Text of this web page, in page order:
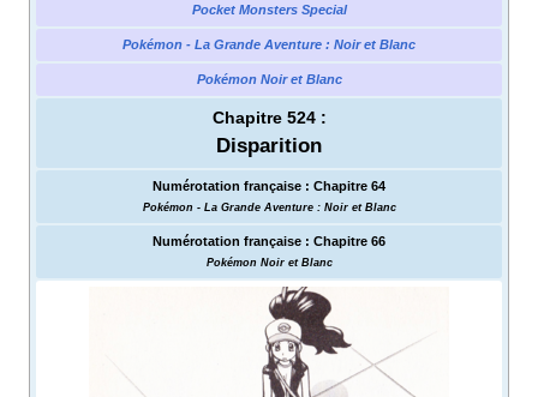
Pocket Monsters Special
Pokémon - La Grande Aventure : Noir et Blanc
Pokémon Noir et Blanc
Chapitre 524 :
Disparition
Numérotation française : Chapitre 64
Pokémon - La Grande Aventure : Noir et Blanc
Numérotation française : Chapitre 66
Pokémon Noir et Blanc